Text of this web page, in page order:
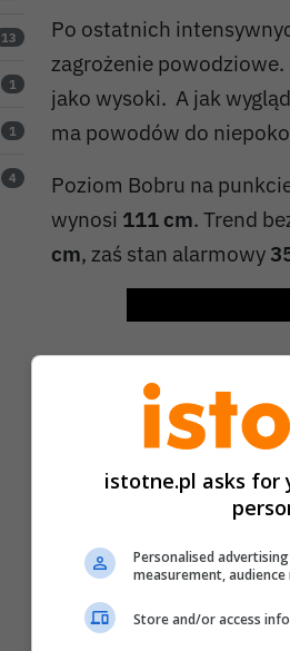
13
1
1
4
Po ostatnich
zagrożenie
jako wysoki. A jak
ma powodów do
Poziom Bobru na
wynosi 111 cm. Trend
cm, zaś stan alarmowy
istotne.pl asks for
Personalised
measurement,
Store and/or access